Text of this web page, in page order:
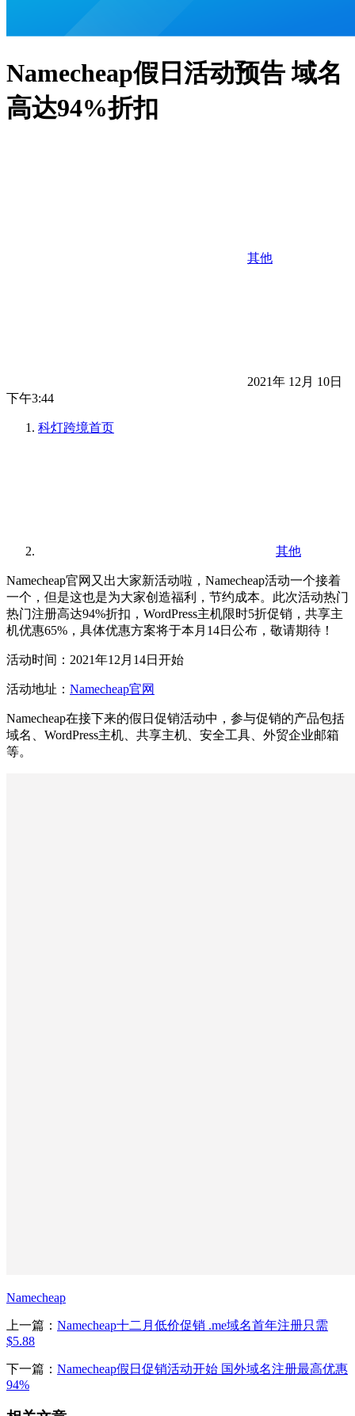
Namecheap假日活动预告 域名
高达94%折扣
其他
2021年 12月 10日
下午3:44
科灯跨境首页
其他
Namecheap官网又出大家新活动啦，Namecheap活动一个接着
一个，但是这也是为大家创造福利，节约成本。此次活动热门
热门注册高达94%折扣，WordPress主机限时5折促销，共享主
机优惠65%，具体优惠方案将于本月14日公布，敬请期待！
活动时间：2021年12月14日开始
活动地址： Namecheap官网
Namecheap在接下来的假日促销活动中，参与促销的产品包括
域名、WordPress主机、共享主机、安全工具、外贸企业邮箱
等。
Namecheap
上一篇： Namecheap十二月低价促销 .me域名首年注册只需
$5.88
下一篇： Namecheap假日促销活动开始 国外域名注册最高优惠
94%